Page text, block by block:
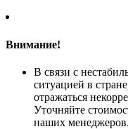
Внимание!
В связи с
ситуацией в
отражаться
Уточняйте
наших менеджеров.